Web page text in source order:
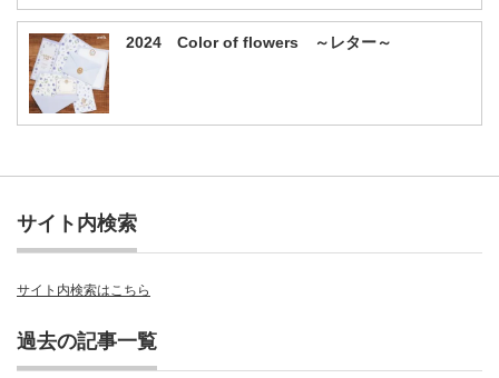
2024 Color of flowers ～レター～
サイト内検索
サイト内検索はこちら
過去の記事一覧